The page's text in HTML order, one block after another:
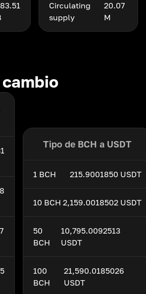
Circulating
supply
20.07
M
Tipo de BCH a USDT
1 BCH 215.9001850 USDT
10 BCH 2,159.0018502 USDT
50
BCH
10,795.0092513
USDT
100
BCH
21,590.0185026
USDT